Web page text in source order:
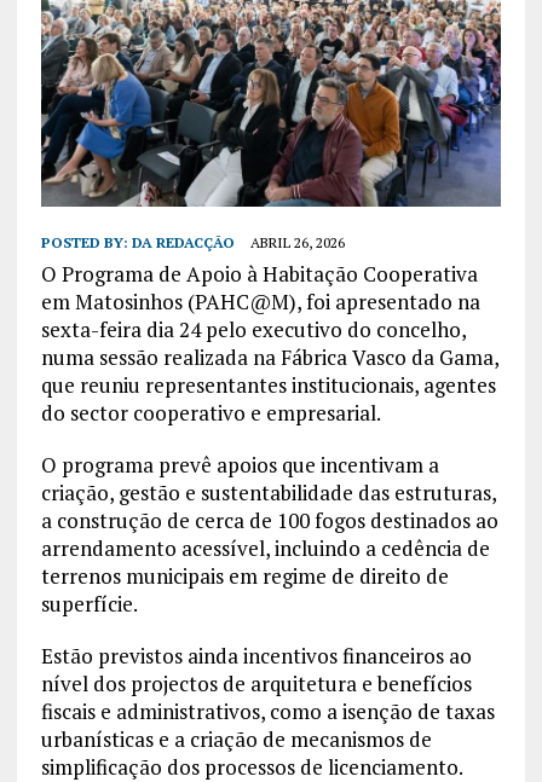
POSTED BY: DA REDACÇÃO ABRIL 26, 2026
O Programa de Apoio à Habitação Cooperativa
em Matosinhos (PAHC@M), foi apresentado na
sexta-feira dia 24 pelo executivo do concelho,
numa sessão realizada na Fábrica Vasco da Gama,
que reuniu representantes institucionais, agentes
do sector cooperativo e empresarial.
O programa prevê apoios que incentivam a
criação, gestão e sustentabilidade das estruturas,
a construção de cerca de 100 fogos destinados ao
arrendamento acessível, incluindo a cedência de
terrenos municipais em regime de direito de
superfície.
Estão previstos ainda incentivos financeiros ao
nível dos projectos de arquitetura e benefícios
fiscais e administrativos, como a isenção de taxas
urbanísticas e a criação de mecanismos de
simplificação dos processos de licenciamento.